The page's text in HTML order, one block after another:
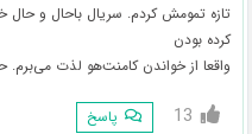
تازه تمومش کردم. سریال باحال و
کرده بودن
واقعا از خواندن کامنت‌هو لذت
13 پاسخ